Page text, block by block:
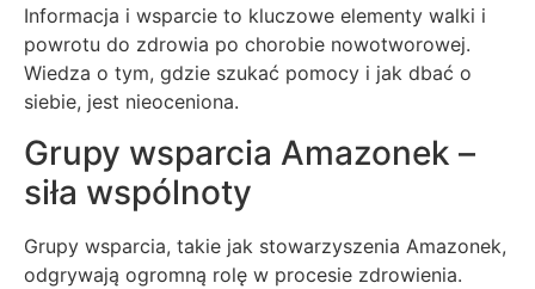
Informacja i wsparcie to kluczowe elementy walki i
powrotu do zdrowia po chorobie nowotworowej.
Wiedza o tym, gdzie szukać pomocy i jak dbać o
siebie, jest nieoceniona.
Grupy wsparcia Amazonek –
siła wspólnoty
Grupy wsparcia, takie jak stowarzyszenia Amazonek,
odgrywają ogromną rolę w procesie zdrowienia.